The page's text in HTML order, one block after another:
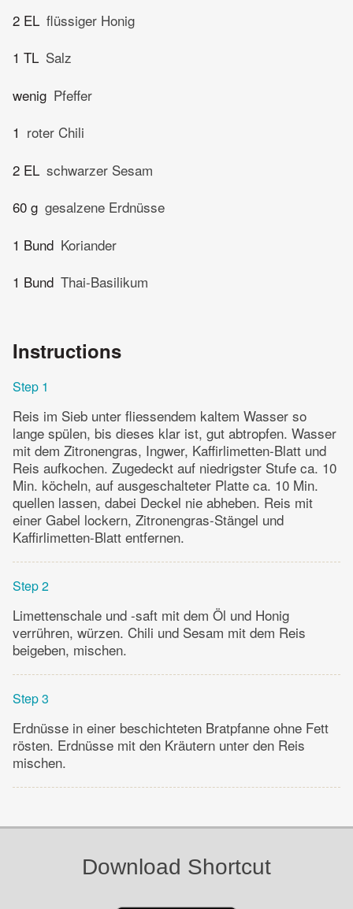
2 EL flüssiger Honig
1 TL Salz
wenig Pfeffer
1 roter Chili
2 EL schwarzer Sesam
60 g gesalzene Erdnüsse
1 Bund Koriander
1 Bund Thai-Basilikum
Instructions
Step 1
Reis im Sieb unter fliessendem kaltem Wasser so
lange spülen, bis dieses klar ist, gut abtropfen. Wasser
mit dem Zitronengras, Ingwer, Kaffirlimetten-Blatt und
Reis aufkochen. Zugedeckt auf niedrigster Stufe ca. 10
Min. köcheln, auf ausgeschalteter Platte ca. 10 Min.
quellen lassen, dabei Deckel nie abheben. Reis mit
einer Gabel lockern, Zitronengras-Stängel und
Kaffirlimetten-Blatt entfernen.
Step 2
Limettenschale und -saft mit dem Öl und Honig
verrühren, würzen. Chili und Sesam mit dem Reis
beigeben, mischen.
Step 3
Erdnüsse in einer beschichteten Bratpfanne ohne Fett
rösten. Erdnüsse mit den Kräutern unter den Reis
mischen.
Download Shortcut